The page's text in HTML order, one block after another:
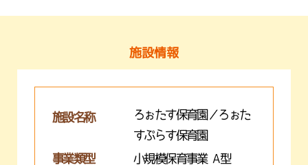
施設情報
施設名称
ろぉたす保育園／ろぉた
すぷらす保育園
事業類型
小規模保育事業 A型